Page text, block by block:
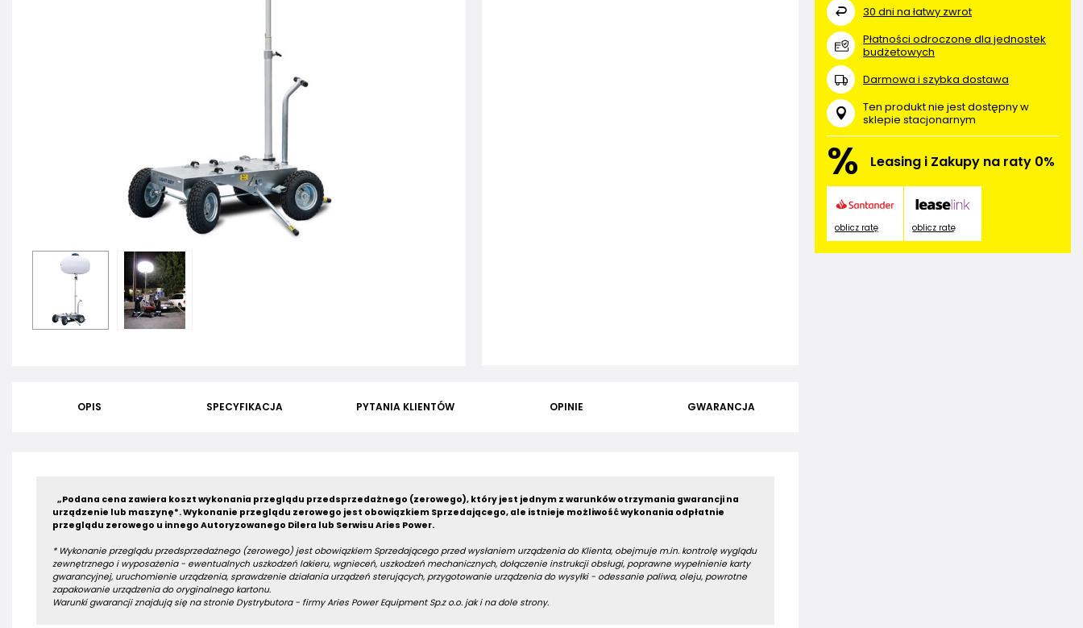
30 dni na łatwy zwrot
Płatności odroczone dla jednostek
budżetowych
Darmowa i szybka dostawa
Ten produkt nie jest dostępny w
sklepie stacjonarnym
% Leasing i Zakupy na raty 0%
oblicz ratę oblicz ratę
OPIS SPECYFIKACJA PYTANIA KLIENTÓW OPINIE GWARANCJA
„Podana cena zawiera koszt wykonania przeglądu przedsprzedażnego (zerowego), który jest jednym z warunków otrzymania gwarancji na
urządzenie lub maszynę*.Wykonanie przeglądu zerowego jest obowiązkiem Sprzedającego, ale istnieje możliwość wykonania odpłatnie
przeglądu zerowego u innego Autoryzowanego Dilera lub Serwisu Aries Power.
* Wykonanie przeglądu przedsprzedażnego (zerowego) jest obowiązkiem Sprzedającego przed wysłaniem urządzenia do Klienta, obejmuje m.in. kontrolę wyglądu
zewnętrznego i wyposażenia - ewentualnych uszkodzeń lakieru, wgnieceń, uszkodzeń mechanicznych, dołączenie instrukcji obsługi, poprawne wypełnienie karty
gwarancyjnej, uruchomienie urządzenia, sprawdzenie działania urządzeń sterujących, przygotowanie urządzenia do wysyłki - odessanie paliwa, oleju, powrotne
zapakowanie urządzenia do oryginalnego kartonu.
Warunki gwarancji znajdują się na stronie Dystrybutora - firmy Aries Power Equipment Sp.z o.o. jak i na dole strony.